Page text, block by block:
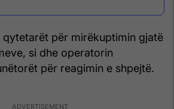
qytetarët për mirëkuptimin gjatë
si dhe operatorin
për reagimin e shpejtë.